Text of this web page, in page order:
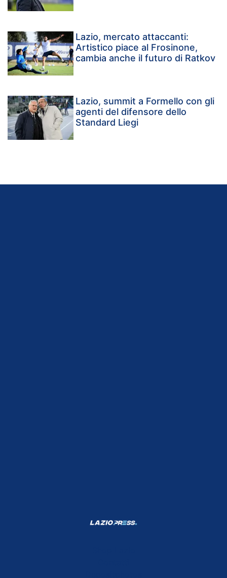
Lazio, mercato attaccanti:
Artistico piace al Frosinone,
cambia anche il futuro di Ratkov
Lazio, summit a Formello con gli
agenti del difensore dello
Standard Liegi